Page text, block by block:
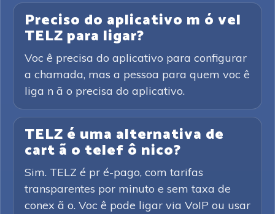
Preciso do aplicativo m ó vel
TELZ para ligar?
Voc ê precisa do aplicativo para configurar
a chamada, mas a pessoa para quem voc ê
liga n ã o precisa do aplicativo.
TELZ é uma alternativa de
cart ã o telef ô nico?
Sim. TELZ é pr é-pago, com tarifas
transparentes por minuto e sem taxa de
conex ã o. Voc ê pode ligar via VoIP ou usar